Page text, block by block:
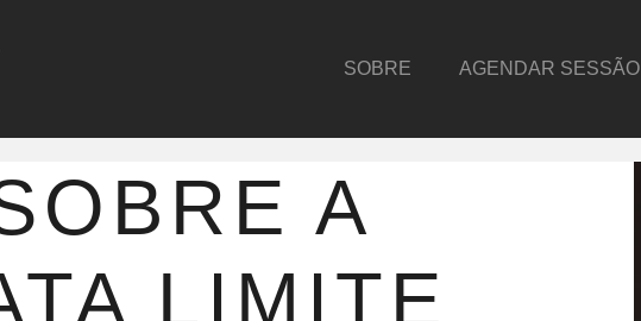
SOBRE AGENDAR SESSÃO
A
LIMITE